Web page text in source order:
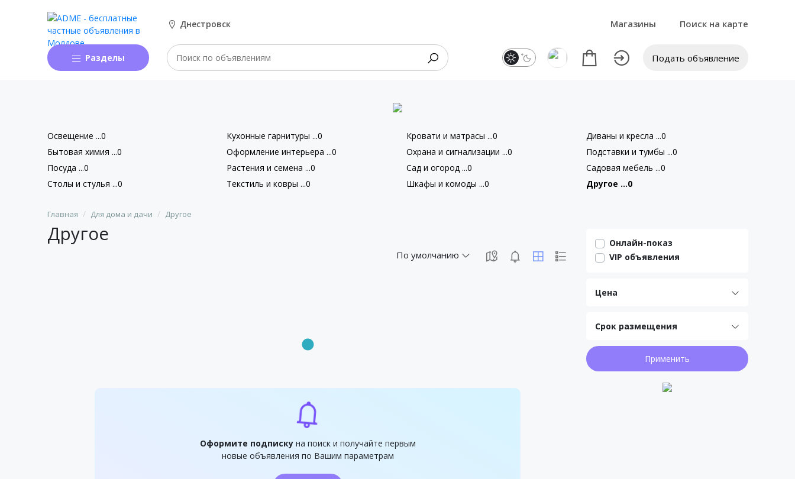
Днестровск Магазины Поиск на карте
Разделы Подать объявление
Освещение ...0 Кухонные гарнитуры ...0 Кровати и матрасы ...0
Диваны и кресла ...0
Бытовая химия ...0
Оформление интерьера ...0 Охрана и сигнализации ...0
Подставки и тумбы ...0
Посуда ...0
Растения и семена ...0 Сад и огород ...0
Садовая мебель ...0
Столы и стулья ...0
Текстиль и ковры ...0 Шкафы и комоды ...0 Другое ...0
Главная Для дома и дачи Другое
Другое
По умолчанию
Оформите подпискуна поиск и получайте первым
новые объявления по Вашим параметрам
Онлайн-показ
VIP объявления
Цена
Срок размещения
Применить